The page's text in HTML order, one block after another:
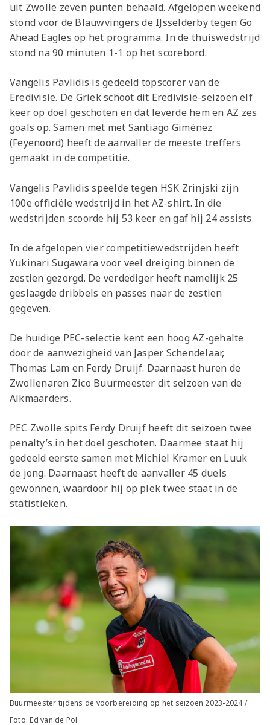
uit Zwolle zeven punten behaald. Afgelopen weekend
stond voor de Blauwvingers de IJsselderby tegen Go
Ahead Eagles op het programma. In de thuiswedstrijd
stond na 90 minuten 1-1 op het scorebord.
Vangelis Pavlidis is gedeeld topscorer van de
Eredivisie. De Griek schoot dit Eredivisie-seizoen elf
keer op doel geschoten en dat leverde hem en AZ zes
goals op. Samen met met Santiago Giménez
(Feyenoord) heeft de aanvaller de meeste treffers
gemaakt in de competitie.
Vangelis Pavlidis speelde tegen HSK Zrinjski zijn
100e officiële wedstrijd in het AZ-shirt. In die
wedstrijden scoorde hij 53 keer en gaf hij 24 assists.
In de afgelopen vier competitiewedstrijden heeft
Yukinari Sugawara voor veel dreiging binnen de
zestien gezorgd. De verdediger heeft namelijk 25
geslaagde dribbels en passes naar de zestien
gegeven.
De huidige PEC-selectie kent een hoog AZ-gehalte
door de aanwezigheid van Jasper Schendelaar,
Thomas Lam en Ferdy Druijf. Daarnaast huren de
Zwollenaren Zico Buurmeester dit seizoen van de
Alkmaarders.
PEC Zwolle spits Ferdy Druijf heeft dit seizoen twee
penalty’s in het doel geschoten. Daarmee staat hij
gedeeld eerste samen met Michiel Kramer en Luuk
de jong. Daarnaast heeft de aanvaller 45 duels
gewonnen, waardoor hij op plek twee staat in de
statistieken.
Buurmeester tijdens de voorbereiding op het seizoen 2023-2024 /
Foto: Ed van de Pol